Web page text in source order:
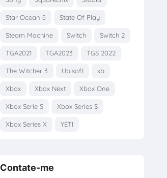
Star Ocean 5 State Of Play
Steam Machine Switch Switch 2
TGA2021 TGA2023 TGS 2022
The Witcher 3 Ubisoft xb
Xbox Xbox Next Xbox One
Xbox Serie S Xbox Series S
Xbox Series X YETI
Contate-me